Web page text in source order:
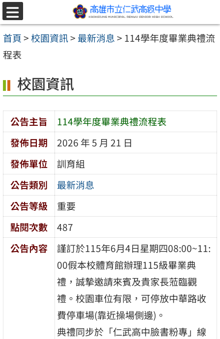
跳至主要內容區
選
單
首頁>校園資訊> 最新消息> 114學年度畢業典禮流
程表
校園資訊
公告主旨
114學年度畢業典禮流程表
發佈日期
2026 年 5 月 21 日
發佈單位
訓育組
公告類別
最新消息
公告等級
重要
點閱次數
487
公告內容
謹訂於115年6月4日星期四08:00~11:
00假本校體育館辦理115級畢業典
禮，誠摯邀請來賓及貴家長蒞臨觀
禮。校園車位有限，可停放中華路收
費停車場(靠近操場側邊)。
典禮同步於「仁武高中臉書粉專」線